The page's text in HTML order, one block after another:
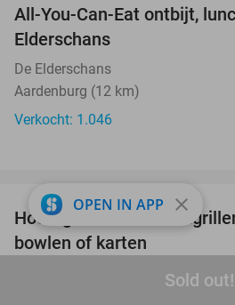
Sold out!
All-You-Can-Eat ontbijt,
Elderschans
De Elderschans
Aardenburg (12 km)
Verkocht: 1.046
Hoofdgerecht of
bowlen of karten
OPEN IN APP close